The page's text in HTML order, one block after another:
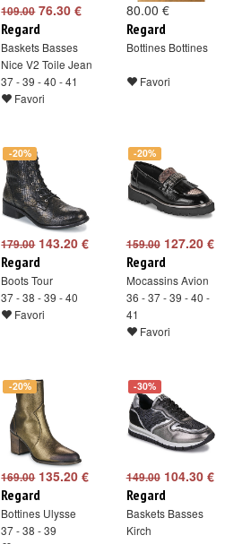
109.0076.30 €
Regard
Baskets Basses
Nice V2 Toile Jean
37 - 39 - 40 - 41
Favori
80.00 €
Regard
Bottines Bottines
Favori
-20%
179.00143.20 €
Regard
Boots Tour
37 - 38 - 39 - 40
Favori
-20%
159.00127.20 €
Regard
Mocassins Avion
36 - 37 - 39 - 40 -
41
Favori
-20%
169.00135.20 €
Regard
Bottines Ulysse
37 - 38 - 39
-30%
149.00104.30 €
Regard
Baskets Basses
Kirch